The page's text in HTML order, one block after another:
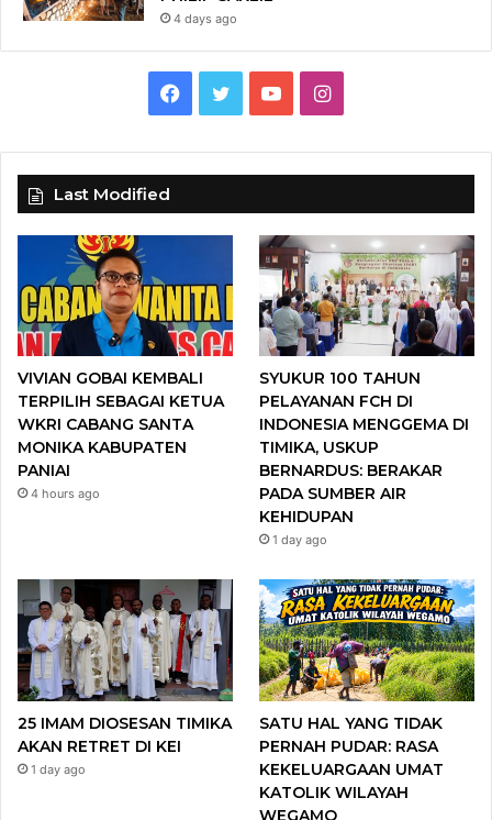
4 days ago
c
o
k
i
r
u
u
b
e
I
s
a
g
r
a
m
Last Modified
VIVIAN GOBAI KEMBALI
TERPILIH SEBAGAI KETUA
WKRI CABANG SANTA
MONIKA KABUPATEN
PANIAI
4 hours ago
SYUKUR 100 TAHUN
PELAYANAN FCH DI
INDONESIA MENGGEMA DI
TIMIKA, USKUP
BERNARDUS: BERAKAR
PADA SUMBER AIR
KEHIDUPAN
1 day ago
25 IMAM DIOSESAN TIMIKA
AKAN RETRET DI KEI
1 day ago
SATU HAL YANG TIDAK
PERNAH PUDAR: RASA
KEKELUARGAAN UMAT
KATOLIK WILAYAH
WEGAMO